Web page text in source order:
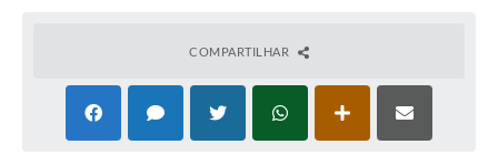
Secretarias
COMPARTILHAR